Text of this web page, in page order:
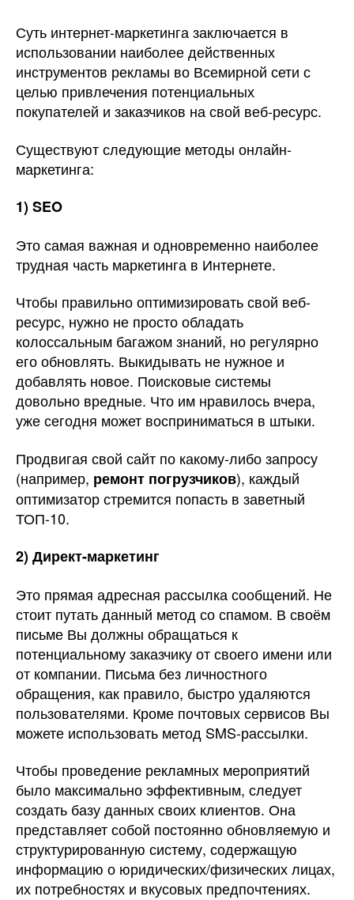
Суть интернет-маркетинга заключается в
использовании наиболее действенных
инструментов рекламы во Всемирной сети с
целью привлечения потенциальных
покупателей и заказчиков на свой веб-ресурс.
Существуют следующие методы онлайн-
маркетинга:
1)SEO
Это самая важная и одновременно наиболее
трудная часть маркетинга в Интернете.
Чтобы правильно оптимизировать свой веб-
ресурс, нужно не просто обладать
колоссальным багажом знаний, но регулярно
его обновлять. Выкидывать не нужное и
добавлять новое. Поисковые системы
довольно вредные. Что им нравилось вчера,
уже сегодня может восприниматься в штыки.
Продвигая свой сайт по какому-либо запросу
(например, ремонт погрузчиков), каждый
оптимизатор стремится попасть в заветный
ТОП-10.
2) Директ-маркетинг
Это прямая адресная рассылка сообщений. Не
стоит путать данный метод со спамом. В своём
письме Вы должны обращаться к
потенциальному заказчику от своего имени или
от компании. Письма без личностного
обращения, как правило, быстро удаляются
пользователями. Кроме почтовых сервисов Вы
можете использовать метод SMS-рассылки.
Чтобы проведение рекламных мероприятий
было максимально эффективным, следует
создать базу данных своих клиентов. Она
представляет собой постоянно обновляемую и
структурированную систему, содержащую
информацию о юридических/физических лицах,
их потребностях и вкусовых предпочтениях.